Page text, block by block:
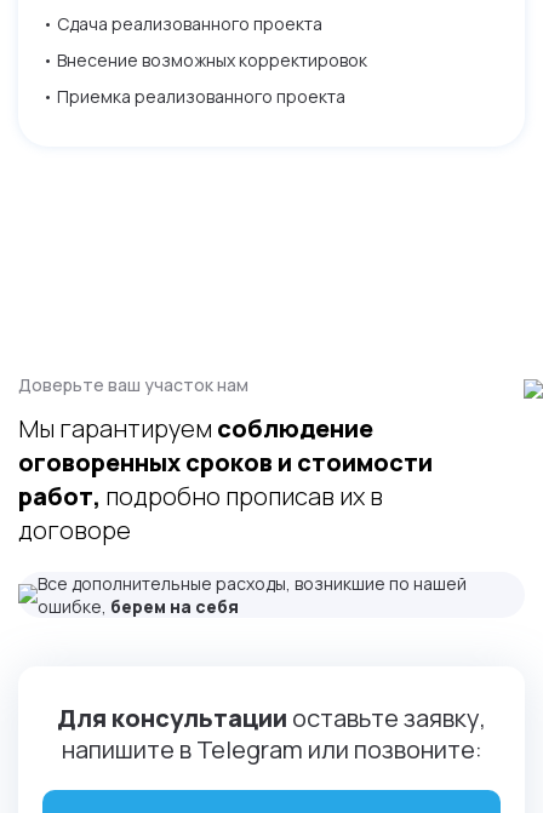
• Сдача реализованного проекта
• Внесение возможных корректировок
• Приемка реализованного проекта
Доверьте ваш участок нам
Мы гарантируем соблюдение
оговоренных сроков и стоимости
работ, подробно прописав их в
договоре
Все дополнительные расходы, возникшие по нашей
ошибке, берем на себя
Для консультации оставьте заявку,
напишите в Telegram или позвоните: